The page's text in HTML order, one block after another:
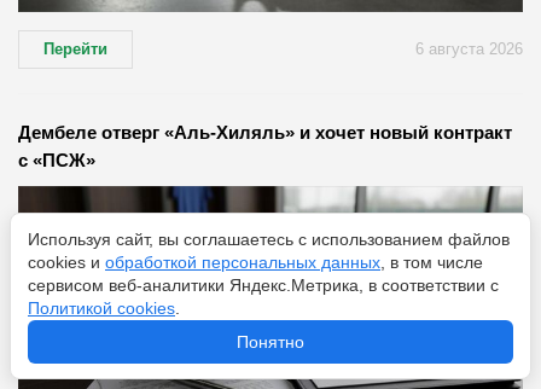
Перейти 6 августа 2026
Дембеле отверг «Аль-Хиляль» и хочет новый контракт
с «ПСЖ»
Используя сайт, вы соглашаетесь с использованием файлов
cookies и обработкой персональных данных , в том числе
сервисом веб-аналитики Яндекс.Метрика, в соответствии с
Политикой cookies
Понятно